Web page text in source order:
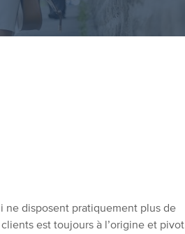
ne disposent pratiquement plus de
est toujours à l’origine et pivot